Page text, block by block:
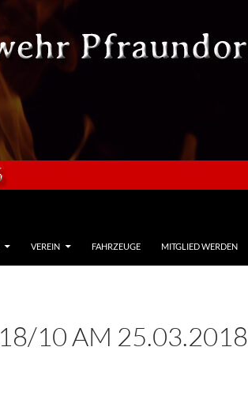
VEREIN FAHRZEUGE MITGLIED WERDEN
18/10 AM 25.03.2018